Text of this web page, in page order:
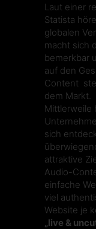
Laut einer
Statista
globalen
macht sich
bemerkbar
auf den
Content
dem Markt.
Mittlerweile
sich
attraktive
Audio-
einfache
viel
Website je
„live &